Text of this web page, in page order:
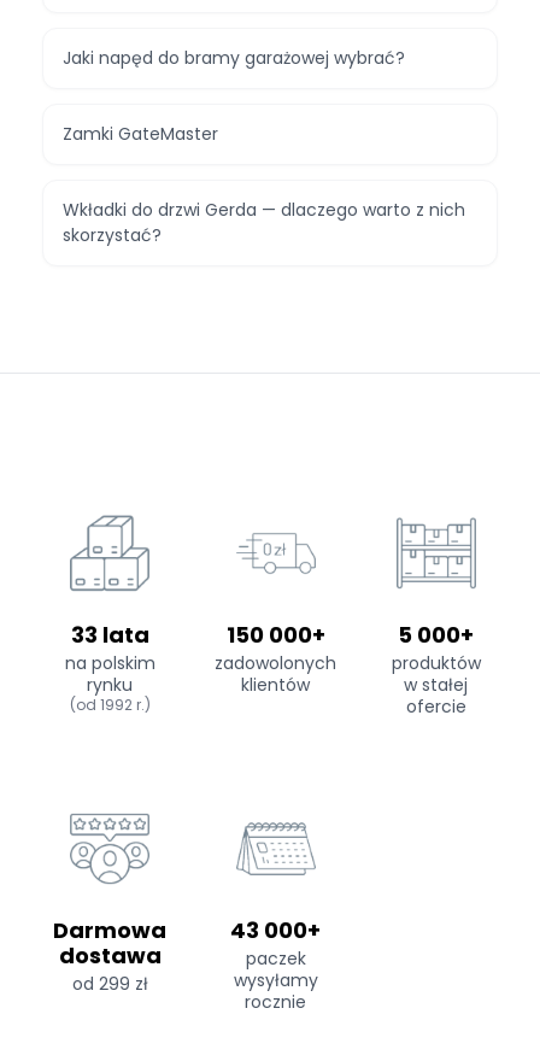
Jaki napęd do bramy garażowej wybrać?
Zamki GateMaster
Wkładki do drzwi Gerda — dlaczego warto z nich
skorzystać?
33 lata
na polskim
rynku
(od 1992 r.)
150 000+
zadowolonych
klientów
5 000+
produktów
w stałej
ofercie
Darmowa
dostawa
od 299 zł
43 000+
paczek
wysyłamy
rocznie